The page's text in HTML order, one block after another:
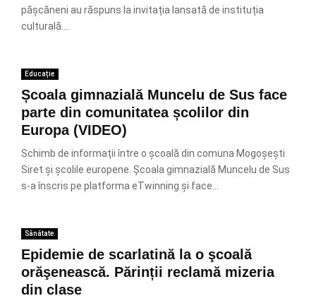
pășcăneni au răspuns la invitația lansată de instituția
culturală....
Educație
Școala gimnazială Muncelu de Sus face
parte din comunitatea școlilor din
Europa (VIDEO)
Schimb de informații între o școală din comuna Mogoșești
Siret și școlile europene. Școala gimnazială Muncelu de Sus
s-a înscris pe platforma eTwinning și face...
Sănătate
Epidemie de scarlatină la o şcoală
orăşenească. Părinții reclamă mizeria
din clase